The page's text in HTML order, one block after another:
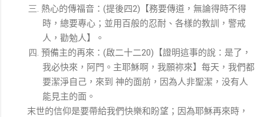
三. 熱心的傳福音： (提後四2)
【務要傳道，無論得時不得
時，總要專心；並用百般的忍耐、各樣的教訓，警戒
人，勸勉人】。
四. 預備主的再來： (啟二十二20)
【證明這事的說：是了，
我必快來，阿門。主耶穌啊，我願祢來】每天，我們都
要潔淨自己，來到 神的面前，因為人非聖潔，没有人
能見主的面。
末世的信仰是要帶給我們快樂和盼望；因為耶穌再來時，